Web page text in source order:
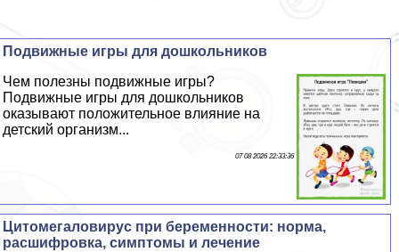
Подвижные игры для дошкольников
Чем полезны подвижные игры?
Подвижные игры для дошкольников
оказывают положительное влияние на
детский организм...
07 08 2026 22:33:36
Цитомегаловирус при беременности: норма,
расшифровка, симптомы и лечение